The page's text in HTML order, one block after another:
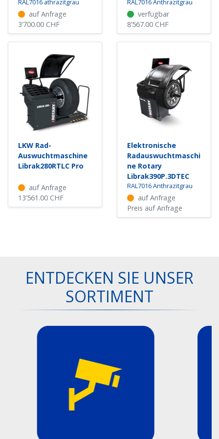
RAL7016 athrazitgrau
auf Anfrage
3’700.00 CHF
RAL7016 Anthrazitgrau
verfügbar
8’567.00 CHF
LKW Rad-
Auswuchtmaschine
Librak280RTLC Pro
auf Anfrage
13’561.00 CHF
Elektronische
Radauswuchtmaschi
ne Rotary
Librak390P.3DTEC
RAL7016 Anthrazitgrau
auf Anfrage
Preis auf Anfrage
ENTDECKEN SIE UNSER
SORTIMENT